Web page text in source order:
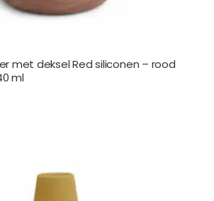
met deksel Red siliconen – rood
ml